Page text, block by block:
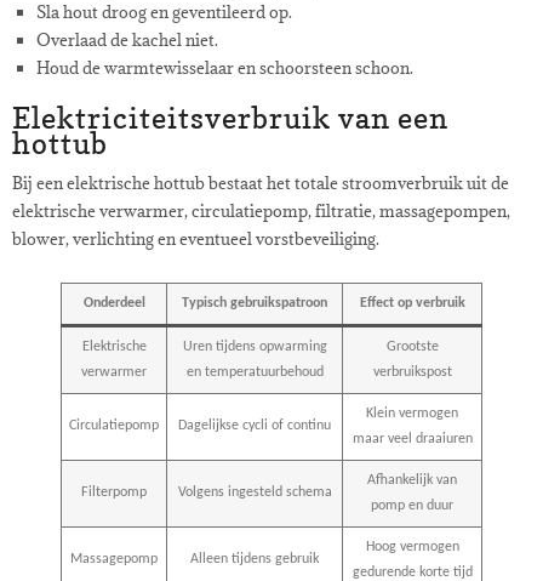
Sla hout droog en geventileerd op.
Overlaad de kachel niet.
Houd de warmtewisselaar en schoorsteen schoon.
Elektriciteitsverbruik van een
hottub
Bij een elektrische hottub bestaat het totale stroomverbruik uit de
elektrische verwarmer, circulatiepomp, filtratie, massagepompen,
blower, verlichting en eventueel vorstbeveiliging.
Onderdeel Typisch gebruikspatroon Effect op verbruik
Elektrische
verwarmer
Uren tijdens opwarming
en temperatuurbehoud
Grootste
verbruikspost
Circulatiepomp Dagelijkse cycli of continu
Klein vermogen
maar veel draaiuren
Filterpomp Volgens ingesteld schema
Afhankelijk van
pomp en duur
Massagepomp Alleen tijdens gebruik
Hoog vermogen
gedurende korte tijd